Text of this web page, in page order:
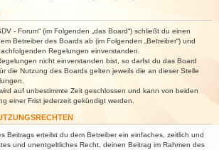
- Forum“ (im Folgenden „das Board“) schließt du einen
Betreiber des Boards ab (im Folgenden „Betreiber“) und
Regelungen einverstanden.
nicht einverstanden bist, so darfst du das Board
die Nutzung des Boards gelten jeweils die an dieser Stelle
auf unbestimmte Zeit geschlossen und kann von beiden
einer Frist jederzeit gekündigt werden.
Beitrags erteilst du dem Betreiber ein einfaches, zeitlich und
und unentgeltliches Recht, deinen Beitrag im Rahmen des